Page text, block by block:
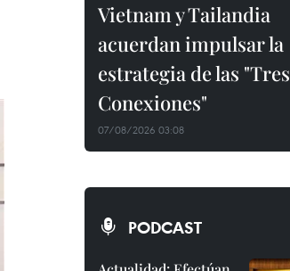
Vietnam y Tailandia
acuerdan impulsar la
estrategia de las "Tres
Conexiones"
07/08/2026 03:08
PODCAST